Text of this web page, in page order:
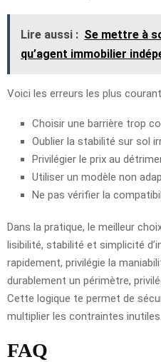
Lire aussi : Se mettre à
qu’agent immobilier
Voici les erreurs les plus
Choisir une barrière trop
Oublier la stabilité sur sol
Privilégier le prix au
Utiliser un modèle non
Ne pas vérifier la
Dans la pratique, le meilleur
lisibilité, stabilité et simplicité
rapidement, privilégie la
durablement un périmètre,
Cette logique te permet de
multiplier les contraintes inutiles.
FAQ